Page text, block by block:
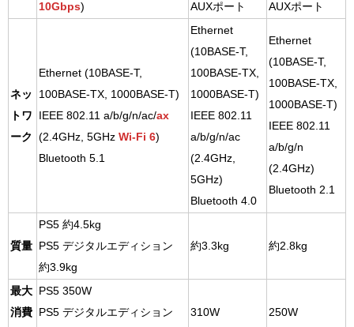
10Gbps)
AUXポート
AUXポート
ネッ
トワ
ーク
Ethernet (10BASE-T,
100BASE-TX, 1000BASE-T)
IEEE 802.11 a/b/g/n/ac/ax
(2.4GHz, 5GHz Wi-Fi 6)
Bluetooth 5.1
Ethernet
(10BASE-T,
100BASE-TX,
1000BASE-T)
IEEE 802.11
a/b/g/n/ac
(2.4GHz,
5GHz)
Bluetooth 4.0
Ethernet
(10BASE-T,
100BASE-TX,
1000BASE-T)
IEEE 802.11
a/b/g/n
(2.4GHz)
Bluetooth 2.1
質量
PS5 約4.5kg
PS5 デジタルエディション
約3.9kg
約3.3kg 約2.8kg
最大
消費
PS5 350W
PS5 デジタルエディション
310W 250W